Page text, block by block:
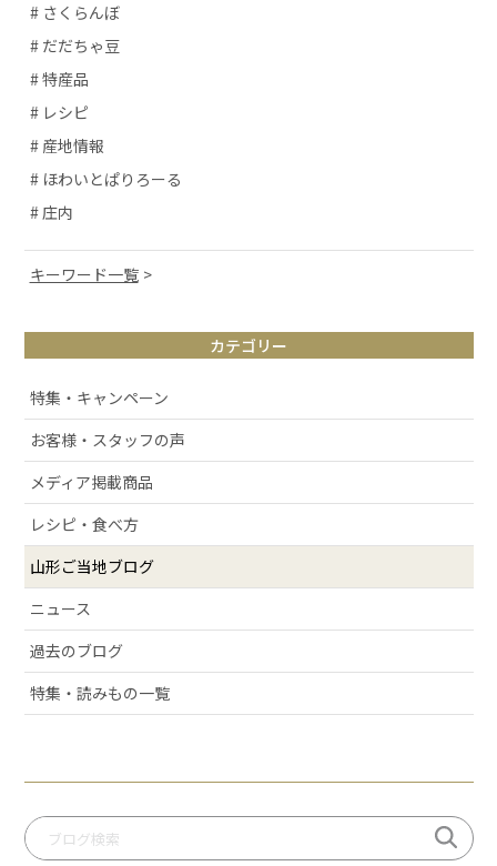
# さくらんぼ
# だだちゃ豆
# 特産品
# レシピ
# 産地情報
# ほわいとぱりろーる
# 庄内
キーワード一覧
# お取り寄せ
# アルケッチァーノ
# 清スタが語るこの商品のここが好き
# ラフランス
# 庄内弁
# お酒
# 絶景スポット
# 洋梨
# 許してちょんまげ
# ミ・キュイ
# いちご
# だだっパイ
# 手づくり笹巻
# 桃
カテゴリー
特集・キャンペーン
お客様・スタッフの声
メディア掲載商品
レシピ・食べ方
山形ご当地ブログ
ニュース
過去のブログ
特集・読みもの一覧